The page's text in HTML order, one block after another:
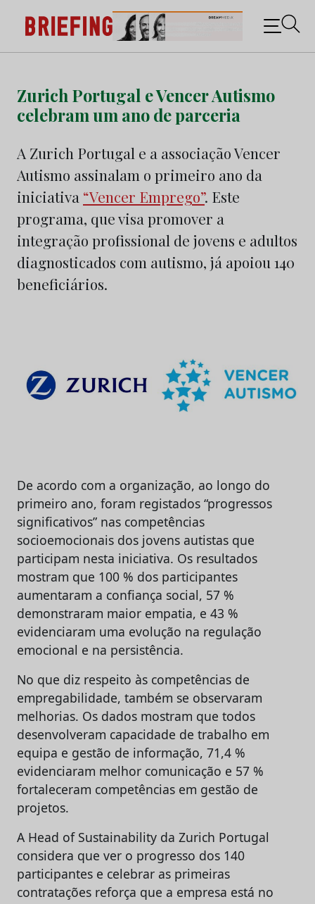
content
Briefing: Todas as notícias sobre os negócios do
Marketing e da Publicidade
Zurich Portugal e Vencer Autismo
celebram um ano de parceria
A Zurich Portugal e a associação Vencer
Autismo assinalam o primeiro ano da
iniciativa “Vencer Emprego”. Este
programa, que visa promover a
integração profissional de jovens e adultos
diagnosticados com autismo, já apoiou 140
beneficiários.
De acordo com a organização, ao longo do
primeiro ano, foram registados “progressos
significativos” nas competências
socioemocionais dos jovens autistas que
participam nesta iniciativa. Os resultados
mostram que 100 % dos participantes
aumentaram a confiança social, 57 %
demonstraram maior empatia, e 43 %
evidenciaram uma evolução na regulação
emocional e na persistência.
No que diz respeito às competências de
empregabilidade, também se observaram
melhorias. Os dados mostram que todos
desenvolveram capacidade de trabalho em
equipa e gestão de informação, 71,4 %
evidenciaram melhor comunicação e 57 %
fortaleceram competências em gestão de
projetos.
A Head of Sustainability da Zurich Portugal
considera que ver o progresso dos 140
participantes e celebrar as primeiras
contratações reforça que a empresa está no